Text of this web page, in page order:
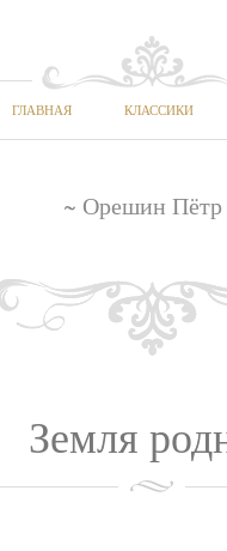
ГЛАВНАЯ КЛАССИКИ
~ Орешин Пётр
Земля